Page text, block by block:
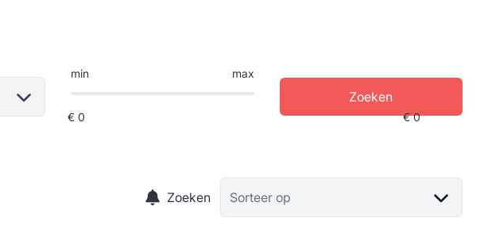
min max
Zoeken
Zoeken Sorteer op